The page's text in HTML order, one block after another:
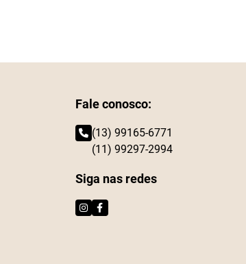
Fale conosco:
(13) 99165-6771
(11) 99297-2994
Siga nas redes